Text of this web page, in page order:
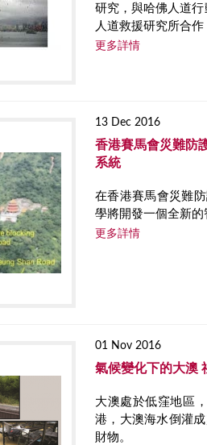
研究，與哈佛人道
人道救援研究所合
更多詳情
13 Dec 2016
香港賽馬會災難防
系統
在香港賽馬會災難
學將開發一個全新的
更多詳情
01 Nov 2016
氣候變化下的大澳
大澳處於低窪地區
港，大澳海水倒灌
財物。